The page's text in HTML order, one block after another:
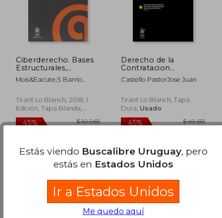
$ 3.203
Ciberderecho. Bases
Estructurales,
Modelos de
Regulación e
Gobernanza de
Internet (Derecho y
Mois&Eacute;S Barrio
Tirant Lo Blanch, 2018, 1
Edición, Tapa Blanda,
Usado
Derecho de la
Contratacion
Electronica y
Comercio Electronico
y en España
Castello PastorJose Juan
Tirant Lo Blanch, Tapa
Dura, Usado
Estás viendo Buscalibre Uruguay, pero
estás en Estados Unidos
Ir a Estados Unidos
Me quedo aquí